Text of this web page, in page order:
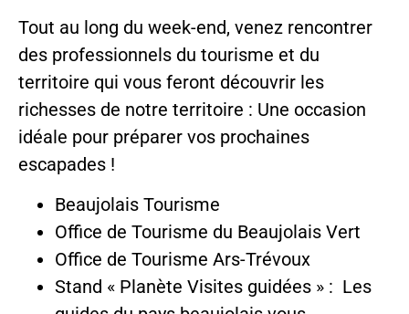
Tout au long du week-end, venez rencontrer
des professionnels du tourisme et du
territoire qui vous feront découvrir les
richesses de notre territoire : Une occasion
idéale pour préparer vos prochaines
escapades !
Beaujolais Tourisme
Office de Tourisme du Beaujolais Vert
Office de Tourisme Ars-Trévoux
Stand « Planète Visites guidées » : Les